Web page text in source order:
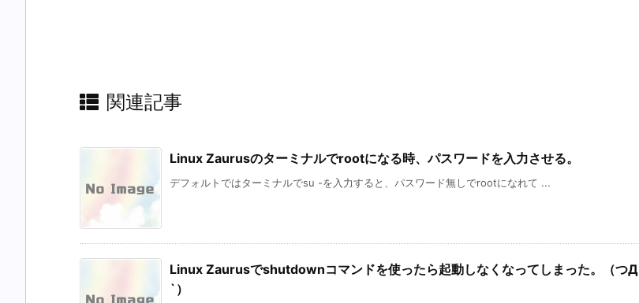
関連記事
Linux Zaurusのターミナルでrootになる時、パスワードを入力させる。
デフォルトではターミナルでsu -を入力すると、パスワード無しでrootになれて ...
Linux Zaurusでshutdownコマンドを使ったら起動しなくなってしまった。（つД
`）